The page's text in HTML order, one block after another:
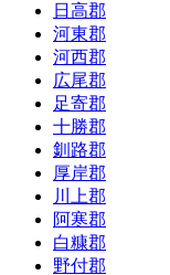
日高郡
河東郡
河西郡
広尾郡
足寄郡
十勝郡
釧路郡
厚岸郡
川上郡
阿寒郡
白糠郡
野付郡